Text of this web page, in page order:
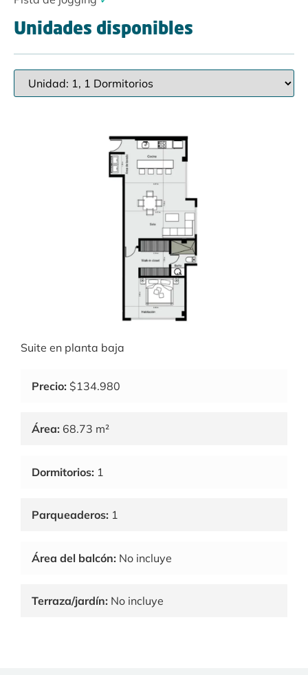
Unidades disponibles
Suite en planta baja
Precio: $134.980
Área: 68.73 m²
Dormitorios: 1
Parqueaderos: 1
Área del balcón: No incluye
Terraza/jardín: No incluye